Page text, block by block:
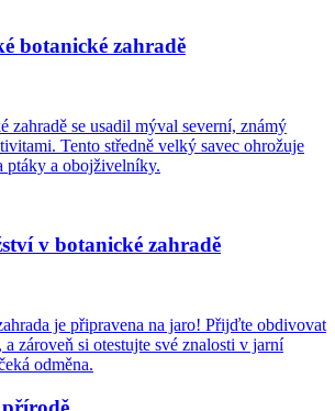
botanické zahradě
zahradě se usadil mýval severní, známý
Tento středně velký savec ohrožuje
ptáky a obojživelníky.
v botanické zahradě
je připravena na jaro! Přijďte obdivovat
zároveň si otestujte své znalosti v jarní
odměna.